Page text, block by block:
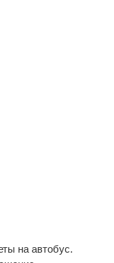
на автобус.